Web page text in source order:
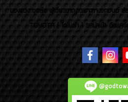
ของแต่ง ชุดล้อ ผู้เชี่ยวชาญเฉพาะทางรถยนต์ อั
TOYOTA ( โตโยต้า ) รถนำเข้า อัลพาร์